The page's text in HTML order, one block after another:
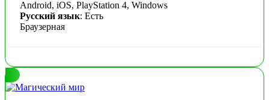
Android, iOS, PlayStation 4, Windows
Русский язык: Есть
Браузерная